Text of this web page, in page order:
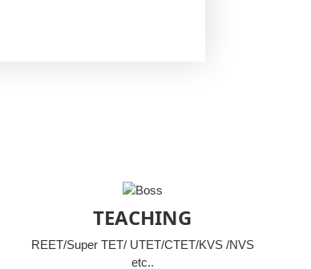
TEACHING
REET/Super TET/ UTET/CTET/KVS /NVS
etc..